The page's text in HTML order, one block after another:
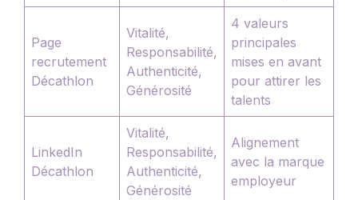
Page
recrutement
Décathlon
Vitalité,
Responsabilité,
Authenticité,
Générosité
4 valeurs
principales
mises en avant
pour attirer les
talents
LinkedIn
Décathlon
Vitalité,
Responsabilité,
Authenticité,
Générosité
Alignement
avec la marque
employeur